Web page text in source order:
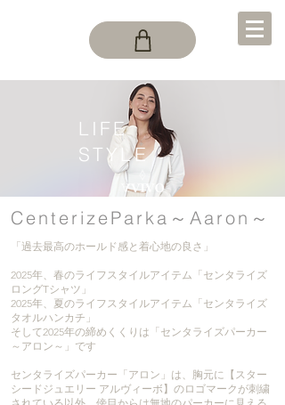
LIFE
STYLE
CenterizeParka～Aaron～
「過去最高のホールド感と着心地の良さ」
2025年、春のライフスタイルアイテム「センタライズ
ロングTシャツ」
2025年、夏のライフスタイルアイテム「センタライズ
タオルハンカチ」
そして2025年の締めくくりは「センタライズパーカー
～アロン～」です
センタライズパーカー「アロン」は、胸元に【スター
シードジュエリー アルヴィーボ】のロゴマークが刺繍